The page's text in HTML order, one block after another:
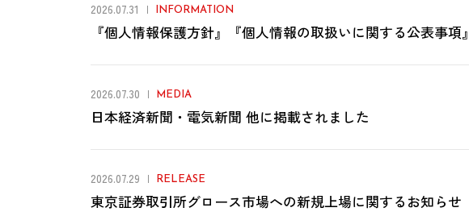
2026.07.31 INFORMATION
『個人情報保護方針』『個人情報の取扱いに関する公表事
2026.07.30 MEDIA
日本経済新聞・電気新聞 他に掲載されました
2026.07.29 RELEASE
東京証券取引所グロース市場への新規上場に関するお知らせ